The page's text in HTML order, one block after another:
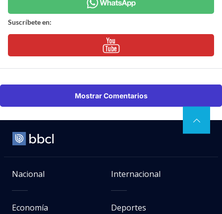
Suscríbete en:
Mostrar Comentarios
Nacional Internacional
Economía Deportes